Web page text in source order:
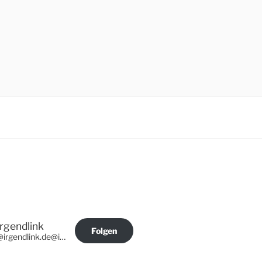
@irgendlink.de@irgendlink.de
Folgen